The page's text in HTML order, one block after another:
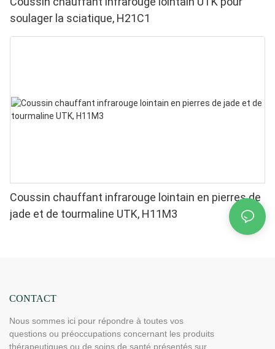
soulager la sciatique, H21C1
Coussin chauffant infrarouge lointain en pierres de
jade et de tourmaline UTK, H11M3
CONTACT
Nous sommes ici pour répondre à toutes vos
questions ou préoccupations concernant les produits
thérapeutiques ou de soins de santé présentés sur